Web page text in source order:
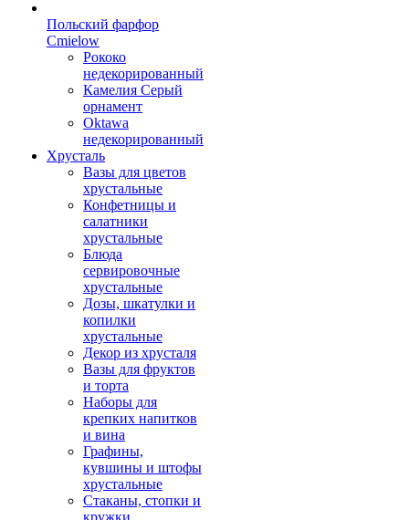
Польский фарфор
Сmielow
Рококо
недекорированный
Камелия Серый
орнамент
Oktawa
недекорированный
Хрусталь
Вазы для цветов
хрустальные
Конфетницы и
салатники
хрустальные
Блюда
сервировочные
хрустальные
Дозы, шкатулки и
копилки
хрустальные
Декор из хрусталя
Вазы для фруктов
и торта
Наборы для
крепких напитков
и вина
Графины,
кувшины и штофы
хрустальные
Стаканы, стопки и
кружки